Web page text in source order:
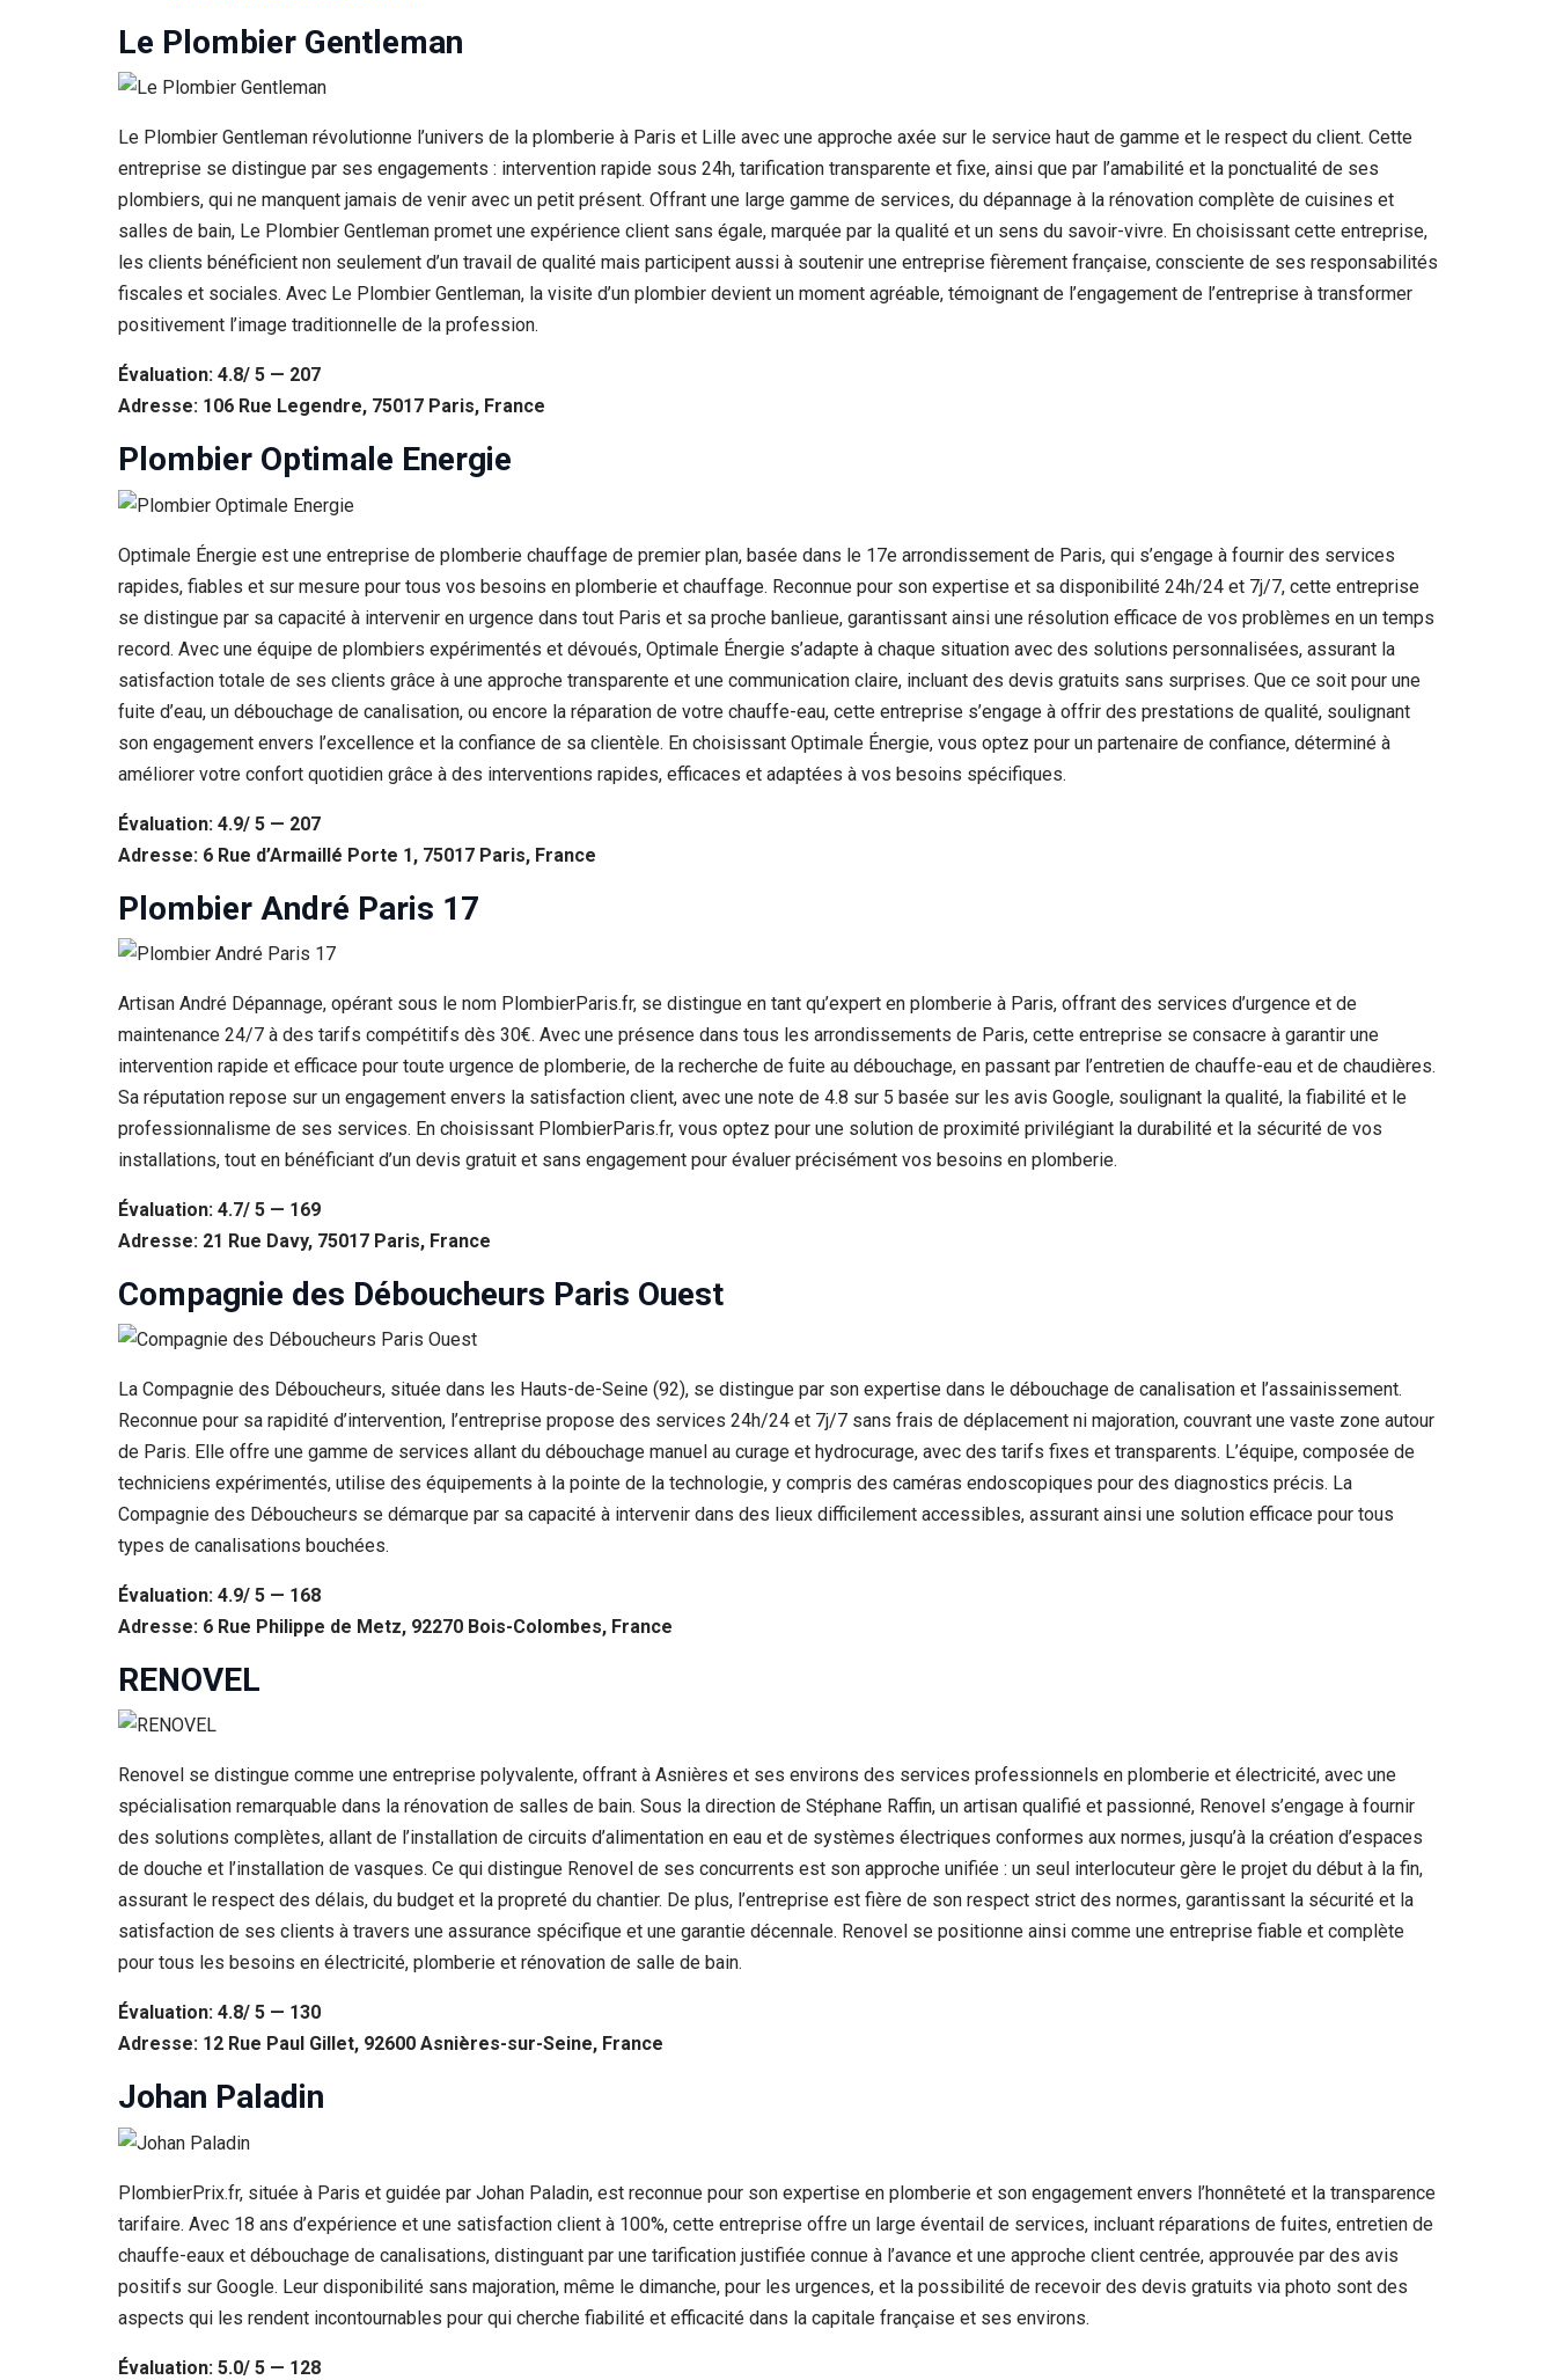
Le Plombier Gentleman
Le Plombier Gentleman révolutionne l’univers de la plomberie à Paris et Lille avec une approche axée sur le service haut de gamme et le respect du client. Cette
entreprise se distingue par ses engagements : intervention rapide sous 24h, tarification transparente et fixe, ainsi que par l’amabilité et la ponctualité de ses
plombiers, qui ne manquent jamais de venir avec un petit présent. Offrant une large gamme de services, du dépannage à la rénovation complète de cuisines et
salles de bain, Le Plombier Gentleman promet une expérience client sans égale, marquée par la qualité et un sens du savoir-vivre. En choisissant cette entreprise,
les clients bénéficient non seulement d’un travail de qualité mais participent aussi à soutenir une entreprise fièrement française, consciente de ses responsabilités
fiscales et sociales. Avec Le Plombier Gentleman, la visite d’un plombier devient un moment agréable, témoignant de l’engagement de l’entreprise à transformer
positivement l’image traditionnelle de la profession.
Évaluation: 4.8/ 5 — 207
Adresse: 106 Rue Legendre, 75017 Paris, France
Plombier Optimale Energie
Optimale Énergie est une entreprise de plomberie chauffage de premier plan, basée dans le 17e arrondissement de Paris, qui s’engage à fournir des services
rapides, fiables et sur mesure pour tous vos besoins en plomberie et chauffage. Reconnue pour son expertise et sa disponibilité 24h/24 et 7j/7, cette entreprise
se distingue par sa capacité à intervenir en urgence dans tout Paris et sa proche banlieue, garantissant ainsi une résolution efficace de vos problèmes en un temps
record. Avec une équipe de plombiers expérimentés et dévoués, Optimale Énergie s’adapte à chaque situation avec des solutions personnalisées, assurant la
satisfaction totale de ses clients grâce à une approche transparente et une communication claire, incluant des devis gratuits sans surprises. Que ce soit pour une
fuite d’eau, un débouchage de canalisation, ou encore la réparation de votre chauffe-eau, cette entreprise s’engage à offrir des prestations de qualité, soulignant
son engagement envers l’excellence et la confiance de sa clientèle. En choisissant Optimale Énergie, vous optez pour un partenaire de confiance, déterminé à
améliorer votre confort quotidien grâce à des interventions rapides, efficaces et adaptées à vos besoins spécifiques.
Évaluation: 4.9/ 5 — 207
Adresse: 6 Rue d’Armaillé Porte 1, 75017 Paris, France
Plombier André Paris 17
Artisan André Dépannage, opérant sous le nom PlombierParis.fr, se distingue en tant qu’expert en plomberie à Paris, offrant des services d’urgence et de
maintenance 24/7 à des tarifs compétitifs dès 30€. Avec une présence dans tous les arrondissements de Paris, cette entreprise se consacre à garantir une
intervention rapide et efficace pour toute urgence de plomberie, de la recherche de fuite au débouchage, en passant par l’entretien de chauffe-eau et de chaudières.
Sa réputation repose sur un engagement envers la satisfaction client, avec une note de 4.8 sur 5 basée sur les avis Google, soulignant la qualité, la fiabilité et le
professionnalisme de ses services. En choisissant PlombierParis.fr, vous optez pour une solution de proximité privilégiant la durabilité et la sécurité de vos
installations, tout en bénéficiant d’un devis gratuit et sans engagement pour évaluer précisément vos besoins en plomberie.
Évaluation: 4.7/ 5 — 169
Adresse: 21 Rue Davy, 75017 Paris, France
Compagnie des Déboucheurs Paris Ouest
La Compagnie des Déboucheurs, située dans les Hauts-de-Seine (92), se distingue par son expertise dans le débouchage de canalisation et l’assainissement.
Reconnue pour sa rapidité d’intervention, l’entreprise propose des services 24h/24 et 7j/7 sans frais de déplacement ni majoration, couvrant une vaste zone autour
de Paris. Elle offre une gamme de services allant du débouchage manuel au curage et hydrocurage, avec des tarifs fixes et transparents. L’équipe, composée de
techniciens expérimentés, utilise des équipements à la pointe de la technologie, y compris des caméras endoscopiques pour des diagnostics précis. La
Compagnie des Déboucheurs se démarque par sa capacité à intervenir dans des lieux difficilement accessibles, assurant ainsi une solution efficace pour tous
types de canalisations bouchées.
Évaluation: 4.9/ 5 — 168
Adresse: 6 Rue Philippe de Metz, 92270 Bois-Colombes, France
RENOVEL
Renovel se distingue comme une entreprise polyvalente, offrant à Asnières et ses environs des services professionnels en plomberie et électricité, avec une
spécialisation remarquable dans la rénovation de salles de bain. Sous la direction de Stéphane Raffin, un artisan qualifié et passionné, Renovel s’engage à fournir
des solutions complètes, allant de l’installation de circuits d’alimentation en eau et de systèmes électriques conformes aux normes, jusqu’à la création d’espaces
de douche et l’installation de vasques. Ce qui distingue Renovel de ses concurrents est son approche unifiée : un seul interlocuteur gère le projet du début à la fin,
assurant le respect des délais, du budget et la propreté du chantier. De plus, l’entreprise est fière de son respect strict des normes, garantissant la sécurité et la
satisfaction de ses clients à travers une assurance spécifique et une garantie décennale. Renovel se positionne ainsi comme une entreprise fiable et complète
pour tous les besoins en électricité, plomberie et rénovation de salle de bain.
Évaluation: 4.8/ 5 — 130
Adresse: 12 Rue Paul Gillet, 92600 Asnières-sur-Seine, France
Johan Paladin
PlombierPrix.fr, située à Paris et guidée par Johan Paladin, est reconnue pour son expertise en plomberie et son engagement envers l’honnêteté et la transparence
tarifaire. Avec 18 ans d’expérience et une satisfaction client à 100%, cette entreprise offre un large éventail de services, incluant réparations de fuites, entretien de
chauffe-eaux et débouchage de canalisations, distinguant par une tarification justifiée connue à l’avance et une approche client centrée, approuvée par des avis
positifs sur Google. Leur disponibilité sans majoration, même le dimanche, pour les urgences, et la possibilité de recevoir des devis gratuits via photo sont des
aspects qui les rendent incontournables pour qui cherche fiabilité et efficacité dans la capitale française et ses environs.
Évaluation: 5.0/ 5 — 128
En partageant
votre intérêt et
comportement
visitez notre
augmentez les
chances de
contenu et des
personnalisés.